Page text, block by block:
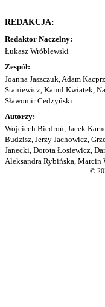
REDAKCJA:
Redaktor Naczelny:
Łukasz Wróblewski
Zespół:
Joanna Jaszczuk, Adam
Staniewicz, Kamil Kwiatek,
Sławomir Cedzyński.
Autorzy:
Wojciech Biedroń, Jacek
Budzisz, Jerzy Jachowicz,
Janecki, Dorota Łosiewicz,
Aleksandra Rybińska, Marcin
©